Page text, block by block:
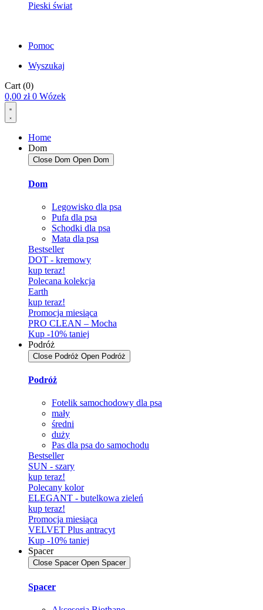
Pieski świat
Pomoc
Wyszukaj
Cart (0)
0,00 zł 0 Wózek
Home
Dom
Close Dom Open Dom
Dom
Legowisko dla psa
Pufa dla psa
Schodki dla psa
Mata dla psa
Bestseller
DOT - kremowy
kup teraz!
Polecana kolekcja
Earth
kup teraz!
Promocja miesiąca
PRO CLEAN – Mocha
Kup -10% taniej
Podróż
Close Podróż Open Podróż
Podróż
Fotelik samochodowy dla psa
mały
średni
duży
Pas dla psa do samochodu
Bestseller
SUN - szary
kup teraz!
Polecany kolor
ELEGANT - butelkowa zieleń
kup teraz!
Promocja miesiąca
VELVET Plus antracyt
Kup -10% taniej
Spacer
Close Spacer Open Spacer
Spacer